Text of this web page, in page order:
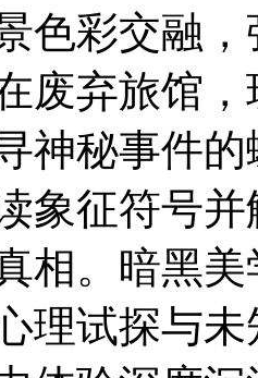
色彩交融
废弃旅馆
神秘事件
象征符号
相。暗黑
理试探与